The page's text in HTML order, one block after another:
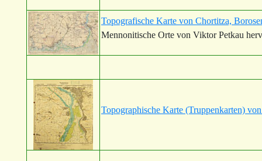
Topografische Karte von Chortitza,
Mennonitische Orte von Viktor Petkau
Topographische Karte (Truppenkarten)